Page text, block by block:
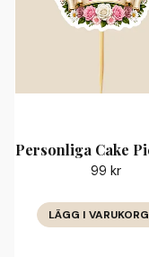
99 kr
LÄGG I